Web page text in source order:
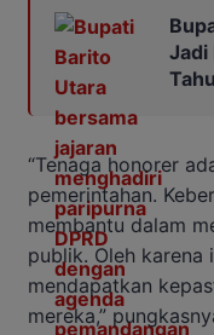
Jadi
“Tenaga honorer
pemerintahan.
membantu dalam
publik. Oleh karena
mendapatkan
mereka,”